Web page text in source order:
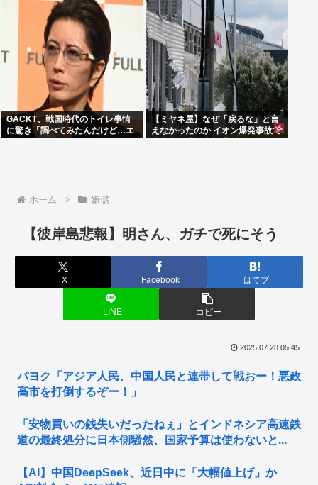
GACKT、戦国時代のトイレ事情
に驚き「調べてみたんだけど…エ
【ミヤネ屋】なぜ「戻るな」と言
えなかったのか イオン爆発事故で
ホーム 嫌儲
【彼岸島悲報】明さん、ガチで死にそう
X Facebook はてブ
LINE コピー
2025.07.28 05:45
パヨク「アジア人民、中国人民と連帯して戦おー！悪政
高市を打倒するぞー！」
「安物買いの銭失いだったねぇ」とインドネシア高速鉄
道の最終処分に日本側騒然、国家予算は使わないと...
【AI】中国DeepSeek、近日中に「大幅値上げ」か